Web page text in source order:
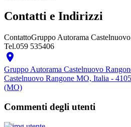
Contatti e Indirizzi
ContattoGruppo Autorama
Tel.059 535406

Gruppo Autorama Castelnuovo
Castelnuovo Rangone MO, Italia -
(MO)
Commenti degli utenti